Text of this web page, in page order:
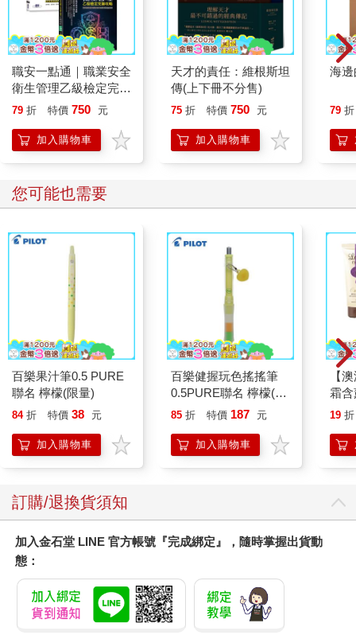
職安一點通｜職業安全
衛生管理乙級檢定完勝
攻略｜2026版(套書)
79 折 特價 750 元
加入購物車
天才的責任：維根斯坦
傳(上下冊不分售)
75 折 特價 750 元
加入購物車
海
79 折
您可能也需要
百樂果汁筆0.5 PURE
聯名 檸檬(限量)
84 折 特價 38 元
加入購物車
百樂健握玩色搖搖筆
0.5PURE聯名 檸檬(限
量)
85 折 特價 187 元
加入購物車
【
霜
19 折
訂購/退換貨須知
加入金石堂 LINE 官方帳號『完成綁定』，隨時掌握出貨動
態：